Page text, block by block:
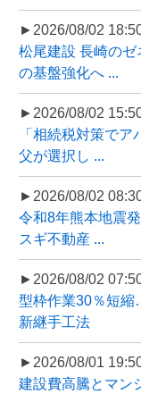
►2026/08/02
松尾建設 長崎の
の基盤強化へ ...
►2026/08/02
「相続税対策で
父が選択し ...
►2026/08/02
令和8年熊本地震
スギ不動産 ...
►2026/08/02
型枠作業30％短
新継手工法
►2026/08/01
建設費高騰とマン